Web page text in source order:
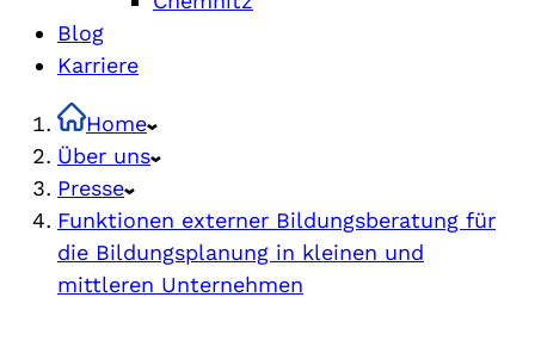
Blog
Karriere
Home
Über uns
Presse
Funktionen externer Bildungsberatung für
die Bildungsplanung in kleinen und
mittleren Unternehmen